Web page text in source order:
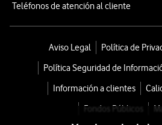
Teléfonos de atención al cliente
Aviso Legal
Política de
Política Seguridad de
Información a clientes
Fondos Públicos